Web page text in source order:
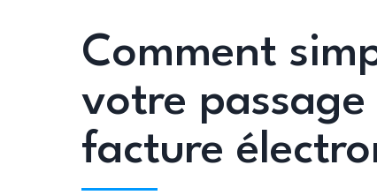
Comment
votre passage
facture